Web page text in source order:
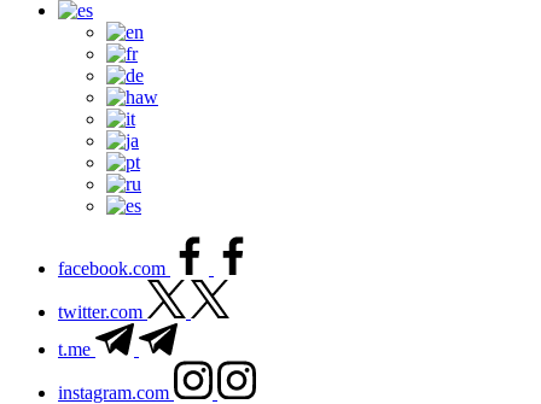
facebook.com
twitter.com
t.me
instagram.com